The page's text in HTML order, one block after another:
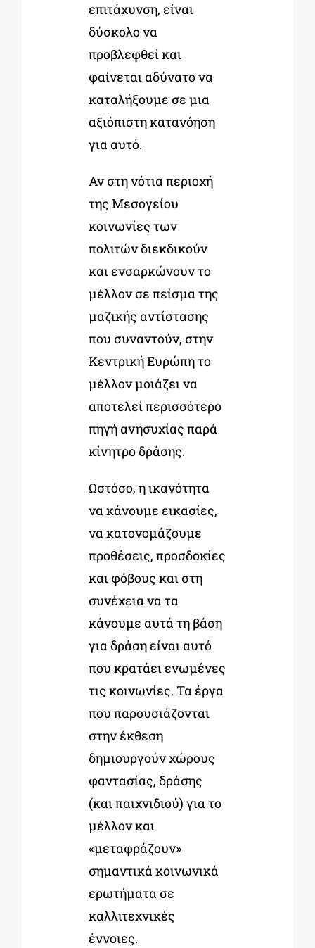
επιτάχυνση, είναι
δύσκολο να
προβλεφθεί και
φαίνεται αδύνατο να
καταλήξουμε σε μια
αξιόπιστη κατανόηση
για αυτό.
Αν στη νότια περιοχή
της Μεσογείου
κοινωνίες των
πολιτών διεκδικούν
και ενσαρκώνουν το
μέλλον σε πείσμα της
μαζικής αντίστασης
που συναντούν, στην
Κεντρική Ευρώπη το
μέλλον μοιάζει να
αποτελεί περισσότερο
πηγή ανησυχίας παρά
κίνητρο δράσης.
Ωστόσο, η ικανότητα
να κάνουμε εικασίες,
να κατονομάζουμε
προθέσεις, προσδοκίες
και φόβους και στη
συνέχεια να τα
κάνουμε αυτά τη βάση
για δράση είναι αυτό
που κρατάει ενωμένες
τις κοινωνίες. Τα έργα
που παρουσιάζονται
στην έκθεση
δημιουργούν χώρους
φαντασίας, δράσης
(και παιχνιδιού) για το
μέλλον και
«μεταφράζουν»
σημαντικά κοινωνικά
ερωτήματα σε
καλλιτεχνικές
έννοιες.